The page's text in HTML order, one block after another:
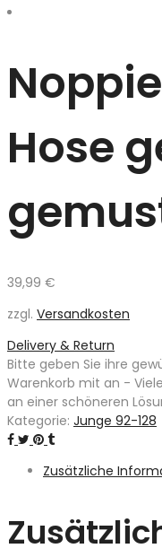
Hose
39,99 €
zzgl. Versandkosten
Delivery & Return
Bitte geben Sie ihre
Warenkorb mit an -
an einer schöneren
Kategorie: Junge 92-128
Zusätzliche